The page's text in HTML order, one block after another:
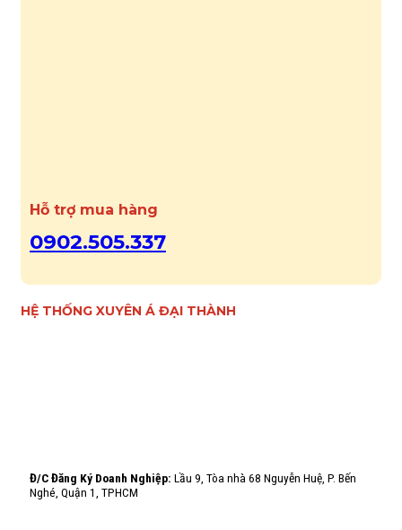
Hỗ trợ mua hàng
0902.505.337
HỆ THỐNG XUYÊN Á ĐẠI THÀNH
Đ/C Đăng Ký Doanh Nghiệp: Lầu 9, Tòa nhà 68 Nguyễn Huệ, P. Bến
Nghé, Quận 1, TPHCM